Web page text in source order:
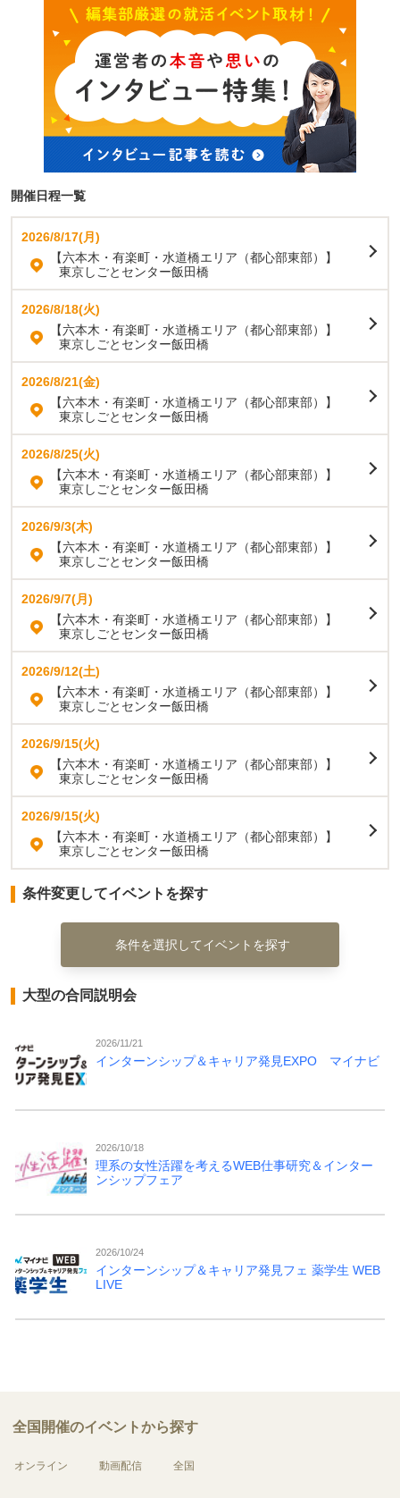
開催日程一覧
2026/8/17(月)
【六本木・有楽町・水道橋エリア（都心部東部）】
東京しごとセンター飯田橋
2026/8/18(火)
【六本木・有楽町・水道橋エリア（都心部東部）】
東京しごとセンター飯田橋
2026/8/21(金)
【六本木・有楽町・水道橋エリア（都心部東部）】
東京しごとセンター飯田橋
2026/8/25(火)
【六本木・有楽町・水道橋エリア（都心部東部）】
東京しごとセンター飯田橋
2026/9/3(木)
【六本木・有楽町・水道橋エリア（都心部東部）】
東京しごとセンター飯田橋
2026/9/7(月)
【六本木・有楽町・水道橋エリア（都心部東部）】
東京しごとセンター飯田橋
2026/9/12(土)
【六本木・有楽町・水道橋エリア（都心部東部）】
東京しごとセンター飯田橋
2026/9/15(火)
【六本木・有楽町・水道橋エリア（都心部東部）】
東京しごとセンター飯田橋
2026/9/15(火)
【六本木・有楽町・水道橋エリア（都心部東部）】
東京しごとセンター飯田橋
条件変更してイベントを探す
条件を選択してイベントを探す
大型の合同説明会
2026/11/21
インターンシップ＆キャリア発見EXPO マイナビ
2026/10/18
理系の女性活躍を考えるWEB仕事研究＆インター
ンシップフェア
2026/10/24
インターンシップ＆キャリア発見フェ 薬学生 WEB
LIVE
全国開催のイベントから探す
オンライン 動画配信 全国